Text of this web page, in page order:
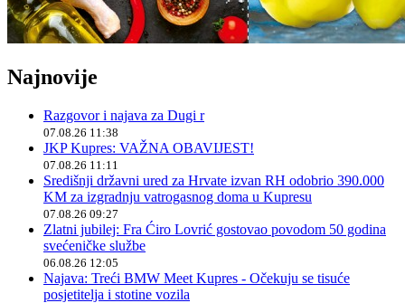
Najnovije
Razgovor i najava za Dugi r
07.08.26 11:38
JKP Kupres: VAŽNA OBAVIJEST!
07.08.26 11:11
Središnji državni ured za Hrvate izvan RH odobrio 390.000
KM za izgradnju vatrogasnog doma u Kupresu
07.08.26 09:27
Zlatni jubilej: Fra Ćiro Lovrić gostovao povodom 50 godina
svećeničke službe
06.08.26 12:05
Najava: Treći BMW Meet Kupres - Očekuju se tisuće
posjetitelja i stotine vozila